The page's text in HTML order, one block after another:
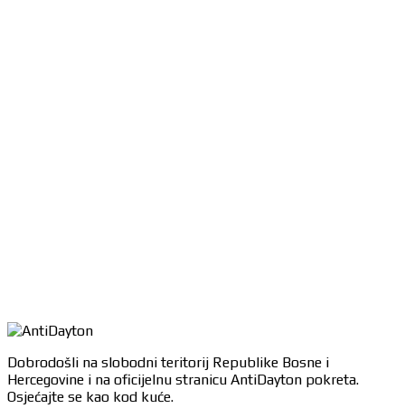
Dobrodošli na slobodni teritorij Republike Bosne i
Hercegovine i na oficijelnu stranicu AntiDayton pokreta.
Osjećajte se kao kod kuće.